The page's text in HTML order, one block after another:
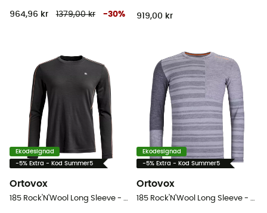
964,96 kr 1379,00 kr -30% 919,00 kr
Ekodesignad
-5% Extra - Kod Summer5
Ortovox
185 Rock'N'Wool Long Sleeve - Underställ Dam
Ekodesignad
-5% Extra - Kod Summer5
Ortovox
185 Rock'N'Wool Long Sleeve - Underställ Herr